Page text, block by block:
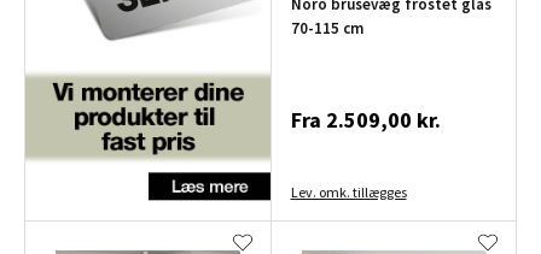
Noro brusevæg frostet glas
70-115 cm
Fra 2.509,00 kr.
Lev. omk. tillægges